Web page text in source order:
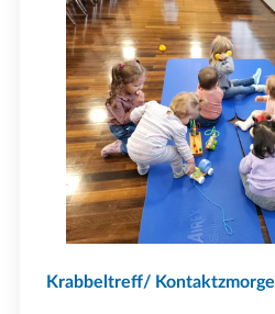
Krabbeltreff/ Kontaktzmorge